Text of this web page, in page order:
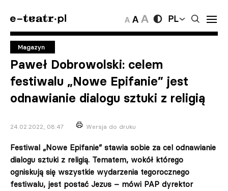
PL
Magazyn
Paweł Dobrowolski: celem
festiwalu „Nowe Epifanie” jest
odnawianie dialogu sztuki z religią
24.02.2022, 08:47 Wersja do druku
Festiwal „Nowe Epifanie” stawia sobie za cel odnawianie
dialogu sztuki z religią. Tematem, wokół którego
ogniskują się wszystkie wydarzenia tegorocznego
festiwalu, jest postać Jezus – mówi PAP dyrektor